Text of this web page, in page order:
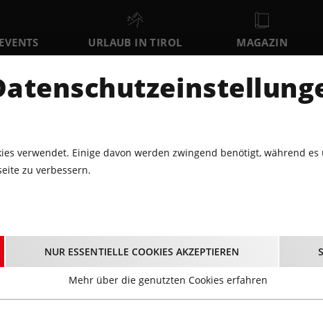
URLAUB IN TIROL MAGAZIN
SA SO MO 11
von Johann
04.07.2025 - Beginn 20:00 Uhr
verwendet. Einige davon werden zwingend benötigt, während
zu verbessern.
NUR ESSENTIELLE COOKIES AKZEPTIEREN
Mehr über die genutzten Cookies erfahren